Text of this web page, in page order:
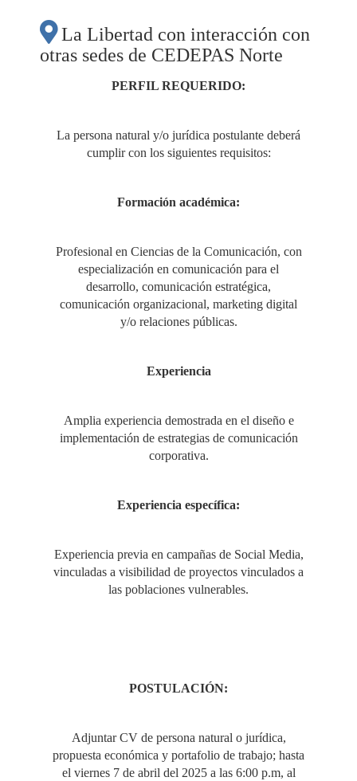
PARA GENERAR
EL TRABAJO QUE
REALIZAN LAS ONG
Y RESULTADOS
OBTENIDO CON
La Libertad con interacción con
otras sedes de CEDEPAS Norte
PERFIL REQUERIDO:
La persona natural y/o jurídica postulante deberá
cumplir con los siguientes requisitos:
Formación académica:
Profesional en Ciencias de la Comunicación, con
especialización en comunicación para el
desarrollo, comunicación estratégica,
comunicación organizacional, marketing digital
y/o relaciones públicas.
Experiencia
Amplia experiencia demostrada en el diseño e
implementación de estrategias de comunicación
corporativa.
Experiencia específica:
Experiencia previa en campañas de Social Media,
vinculadas a visibilidad de proyectos vinculados a
las poblaciones vulnerables.
POSTULACIÓN:
Adjuntar CV de persona natural o jurídica,
propuesta económica y portafolio de trabajo; hasta
el viernes 7 de abril del 2025 a las 6:00 p.m, al